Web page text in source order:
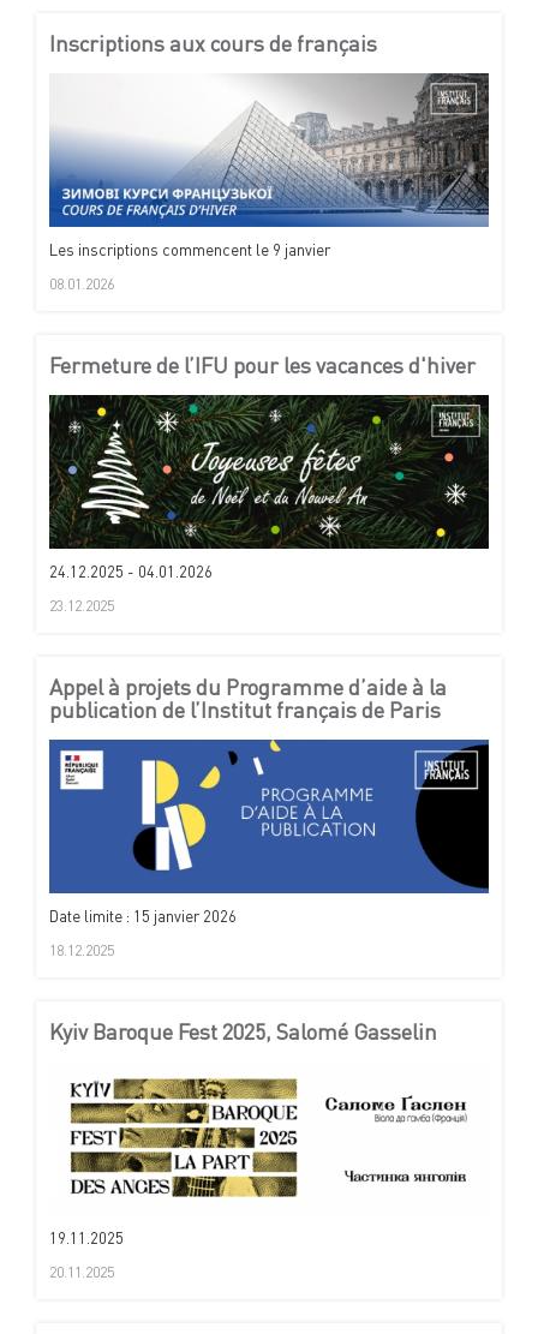
Inscriptions aux cours de français
Les inscriptions commencent le 9 janvier
08.01.2026
Fermeture de l’IFU pour les vacances d'hiver
24.12.2025 - 04.01.2026
23.12.2025
Appel à projets du Programme d’aide à la
publication de l’Institut français de Paris
Date limite : 15 janvier 2026
18.12.2025
Kyiv Baroque Fest 2025, Salomé Gasselin
19.11.2025
20.11.2025